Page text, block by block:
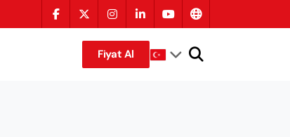
Fiyat Al